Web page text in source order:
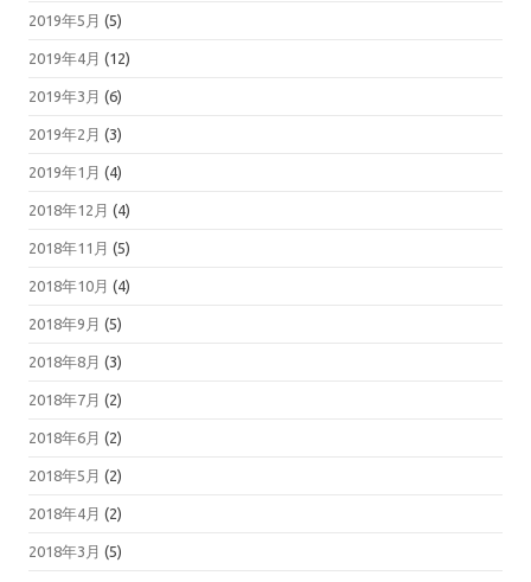
2019年5月 (5)
2019年4月 (12)
2019年3月 (6)
2019年2月 (3)
2019年1月 (4)
2018年12月 (4)
2018年11月 (5)
2018年10月 (4)
2018年9月 (5)
2018年8月 (3)
2018年7月 (2)
2018年6月 (2)
2018年5月 (2)
2018年4月 (2)
2018年3月 (5)